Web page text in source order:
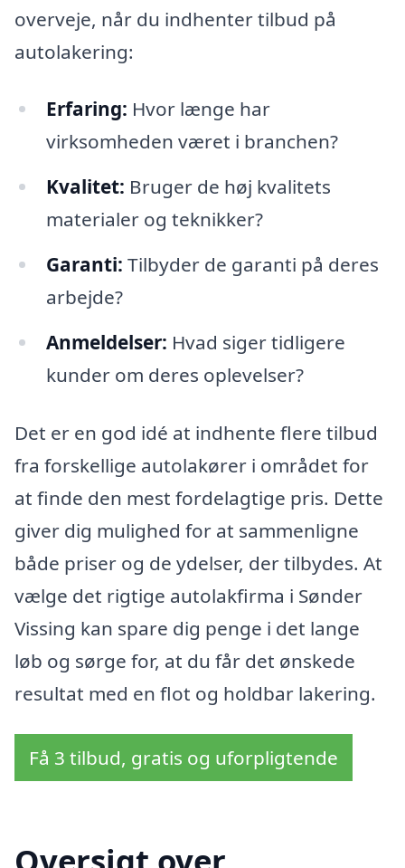
overveje, når du indhenter tilbud på
autolakering:
Erfaring: Hvor længe har
virksomheden været i branchen?
Kvalitet: Bruger de høj kvalitets
materialer og teknikker?
Garanti: Tilbyder de garanti på deres
arbejde?
Anmeldelser: Hvad siger tidligere
kunder om deres oplevelser?
Det er en god idé at indhente flere tilbud
fra forskellige autolakører i området for
at finde den mest fordelagtige pris. Dette
giver dig mulighed for at sammenligne
både priser og de ydelser, der tilbydes. At
vælge det rigtige autolakfirma i Sønder
Vissing kan spare dig penge i det lange
løb og sørge for, at du får det ønskede
resultat med en flot og holdbar lakering.
Få 3 tilbud, gratis og uforpligtende